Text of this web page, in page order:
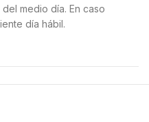
medio día. En caso
día hábil.